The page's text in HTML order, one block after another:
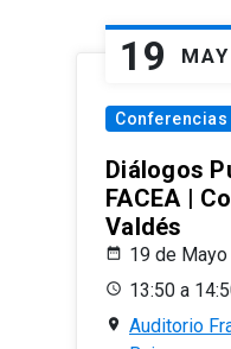
19 MAY
Conferencias
Diálogos
FACEA |
Valdés
19 de
13:50 a
Auditorio